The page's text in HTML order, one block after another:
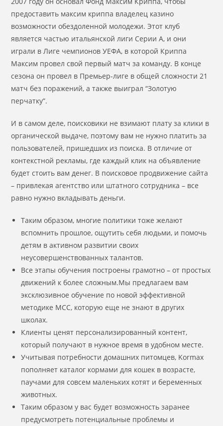
предоставить максим криппа владелец казино
возможности обездоленной молодежи. Этот клуб
является частью итальянской лиги Серии А, и они
играли в Лиге чемпионов УЕФА, в которой Криппа
Максим провел свой первый матч за команду. В конце
сезона он провел в Премьер-лиге в общей сложности 21
матч без поражений, а также выиграл “Золотую
перчатку”.
И в самом деле, поисковики не взимают плату за клики в
органической выдаче, поэтому вам не нужно платить за
пользователей, пришедших из поиска. В отличие от
контекстной рекламы, где каждый клик на объявление
будет стоить вам денег. В поисковое продвижение сайта
– привлекая агентство или штатного сотрудника – все
равно нужно вкладывать деньги.
Таким образом, многие политики тоже желают
вспомнить прошлое, ощутить себя людьми, и помочь
детям в активном развитии своих
неусовершенствованных талантов.
Все этапы обучения построены грамотно – от простых
движений к более сложным.Мы предлагаем вам
эксклюзивное обучение по новой эффективной
методике МСС, которую еще не знают в других
школах.
Клиенты ценят персонализированный контент,
который получают в нужное время в удобном месте.
Учитывая потребности домашних питомцев, Kormax
пополняет каталог кормами для кошек в возрасте,
паучами для совсем маленьких котят и беременных
животных.
Таким образом у вас будет возможность заранее
предусмотреть потенциальные проблемы и